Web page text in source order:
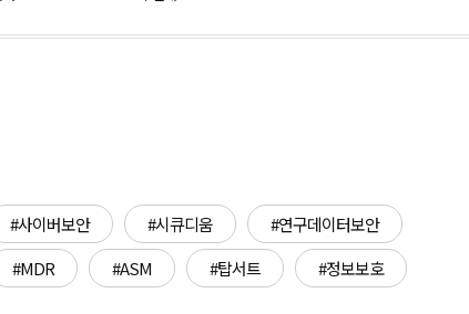
#사이버보안 #시큐디움
#연구데이터보안
#MDR #ASM #탑서트
#정보보호